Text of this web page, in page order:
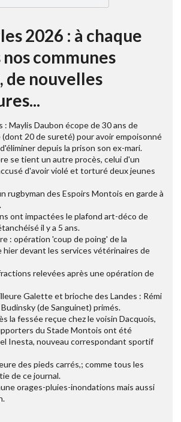
2026 : à chaque
nos communes
de nouvelles
: Maylis Daubon écope de 30 ans de
20 de sureté) pour avoir empoisonné
depuis la prison son ex-mari.
se tient un autre procès, celui d'un
d'avoir violé et torturé deux jeunes
rugbyman des Espoirs Montois en garde à
ont impactées le plafond art-déco de
il y a 5 ans.
: opération 'coup de poing' de la
hier devant les services vétérinaires de
relevées après une opération de
Galette et brioche des Landes : Rémi
(de Sanguinet) primés.
la fessée reçue chez le voisin Dacquois,
du Stade Montois ont été
Inesta, nouveau correspondant sportif
des pieds carrés,; comme tous les
de ce journal.
orages-pluies-inondations mais aussi